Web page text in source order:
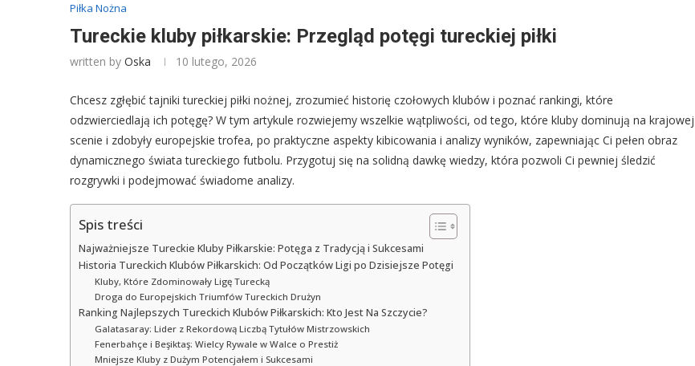
Piłka Nożna
Tureckie kluby piłkarskie: Przegląd potęgi tureckiej piłki
written by Oska 10 lutego, 2026
Chcesz zgłębić tajniki tureckiej piłki nożnej, zrozumieć historię czołowych klubów i poznać rankingi, które
odzwierciedlają ich potęgę? W tym artykule rozwiejemy wszelkie wątpliwości, od tego, które kluby dominują na krajowej
scenie i zdobyły europejskie trofea, po praktyczne aspekty kibicowania i analizy wyników, zapewniając Ci pełen obraz
dynamicznego świata tureckiego futbolu. Przygotuj się na solidną dawkę wiedzy, która pozwoli Ci pewniej śledzić
rozgrywki i podejmować świadome analizy.
Spis treści
Najważniejsze Tureckie Kluby Piłkarskie: Potęga z Tradycją i Sukcesami
Historia Tureckich Klubów Piłkarskich: Od Początków Ligi po Dzisiejsze Potęgi
Kluby, Które Zdominowały Ligę Turecką
Droga do Europejskich Triumfów Tureckich Drużyn
Ranking Najlepszych Tureckich Klubów Piłkarskich: Kto Jest Na Szczycie?
Galatasaray: Lider z Rekordową Liczbą Tytułów Mistrzowskich
Fenerbahçe i Beşiktaş: Wielcy Rywale w Walce o Prestiż
Mniejsze Kluby z Dużym Potencjałem i Sukcesami